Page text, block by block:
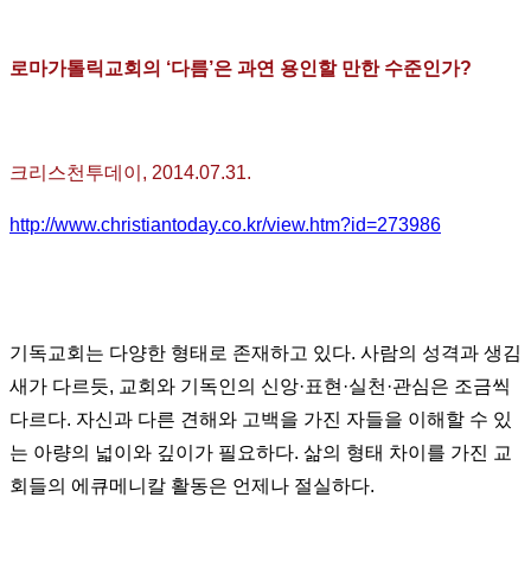
로마가톨릭교회의 ‘다름’은 과연 용인할 만한 수준인가?
크리스천투데이, 2014.07.31.
http://www.christiantoday.co.kr/view.htm?id=273986
기독교회는 다양한 형태로 존재하고 있다. 사람의 성격과 생김
새가 다르듯, 교회와 기독인의 신앙·표현·실천·관심은 조금씩
다르다. 자신과 다른 견해와 고백을 가진 자들을 이해할 수 있
는 아량의 넓이와 깊이가 필요하다. 삶의 형태 차이를 가진 교
회들의 에큐메니칼 활동은 언제나 절실하다.